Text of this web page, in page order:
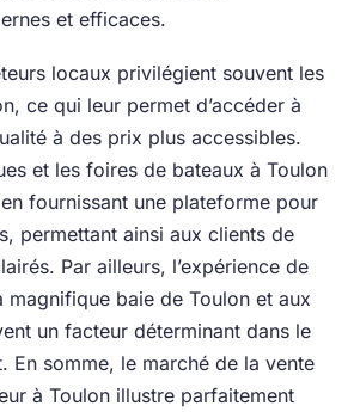
et efficaces.
locaux privilégient souvent les
ce qui leur permet d’accéder à
à des prix plus accessibles.
et les foires de bateaux à Toulon
fournissant une plateforme pour
permettant ainsi aux clients de
Par ailleurs, l’expérience de
magnifique baie de Toulon et aux
un facteur déterminant dans le
En somme, le marché de la vente
à Toulon illustre parfaitement